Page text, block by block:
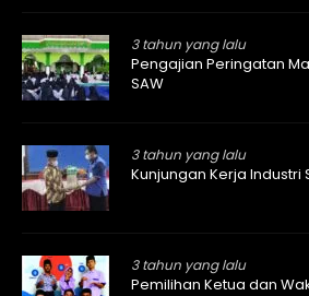
3 tahun yang lalu
Pengajian Peringatan
SAW
3 tahun yang lalu
Kunjungan Kerja Industri
3 tahun yang lalu
Pemilihan Ketua dan